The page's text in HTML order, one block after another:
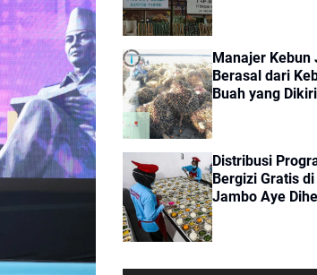
Manajer Kebun
Berasal dari
Buah yang
Distribusi
Bergizi Gratis
Jambo Aye